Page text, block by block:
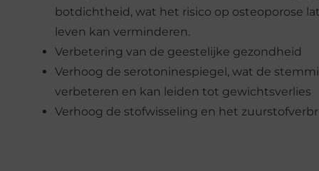
botdichtheid, wat het risico op osteoporose
leven kan verminderen.
Verbetering van de geestelijke gezondheid
Verhoog de serotoninespiegel, wat de
verbeteren en kan leiden tot gewichtsverlies
Verhoog de stofwisseling en het